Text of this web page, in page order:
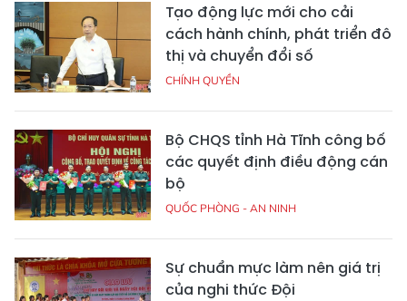
Tạo động lực mới cho cải
cách hành chính, phát triển đô
thị và chuyển đổi số
CHÍNH QUYỀN
Bộ CHQS tỉnh Hà Tĩnh công bố
các quyết định điều động cán
bộ
QUỐC PHÒNG - AN NINH
Sự chuẩn mực làm nên giá trị
của nghi thức Đội